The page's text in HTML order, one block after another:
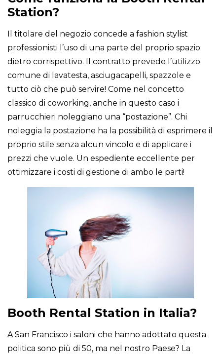
Station?
Il titolare del negozio concede a fashion stylist
professionisti l’uso di una parte del proprio spazio
dietro corrispettivo. Il contratto prevede l’utilizzo
comune di lavatesta, asciugacapelli, spazzole e
tutto ciò che può servire! Come nel concetto
classico di coworking, anche in questo caso i
parrucchieri noleggiano una “postazione”. Chi
noleggia la postazione ha la possibilità di esprimere il
proprio stile senza alcun vincolo e di applicare i
prezzi che vuole. Un espediente eccellente per
ottimizzare i costi di gestione di ambo le parti!
Booth Rental Station in Italia?
A San Francisco i saloni che hanno adottato questa
politica sono più di 50, ma nel nostro Paese? La